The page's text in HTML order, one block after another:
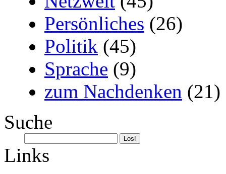
Persönliches (26)
Politik (45)
Sprache (9)
zum Nachdenken (21)
Suche
Links